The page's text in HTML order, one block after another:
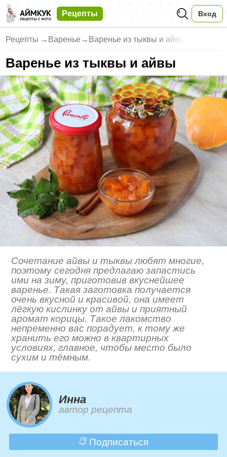
Рецепты Вход
Рецепты → Варенье → Варенье из тыквы и айвы
Варенье из тыквы и айвы
Сочетание айвы и тыквы любят многие,
поэтому сегодня предлагаю запастись
ими на зиму, приготовив вкуснейшее
варенье. Такая заготовка получается
очень вкусной и красивой, она имеет
лёгкую кислинку от айвы и приятный
аромат корицы. Такое лакомство
непременно вас порадует, к тому же
хранить его можно в квартирных
условиях, главное, чтобы место было
сухим и тёмным.
Инна
автор рецепта
Подписаться